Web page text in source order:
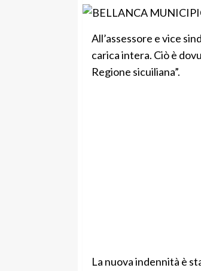
All’assessore e vice
carica intera. Ciò è
Regione sicuiliana”.
La nuova indennità è